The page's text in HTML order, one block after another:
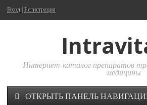
Вход Регистрация
Интернет-каталог препаратов
медицины
ОТКРЫТЬ ПАНЕЛЬ